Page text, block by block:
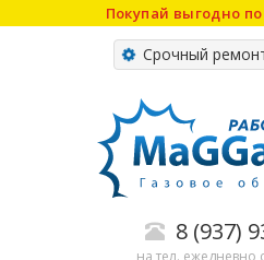
Покупай выгодно
Срочный
8 (937)
на тел. ежедневно